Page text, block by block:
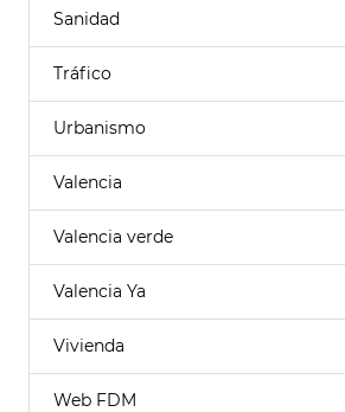
Sanidad
Tráfico
Urbanismo
Valencia
Valencia verde
Valencia Ya
Vivienda
Web FDM